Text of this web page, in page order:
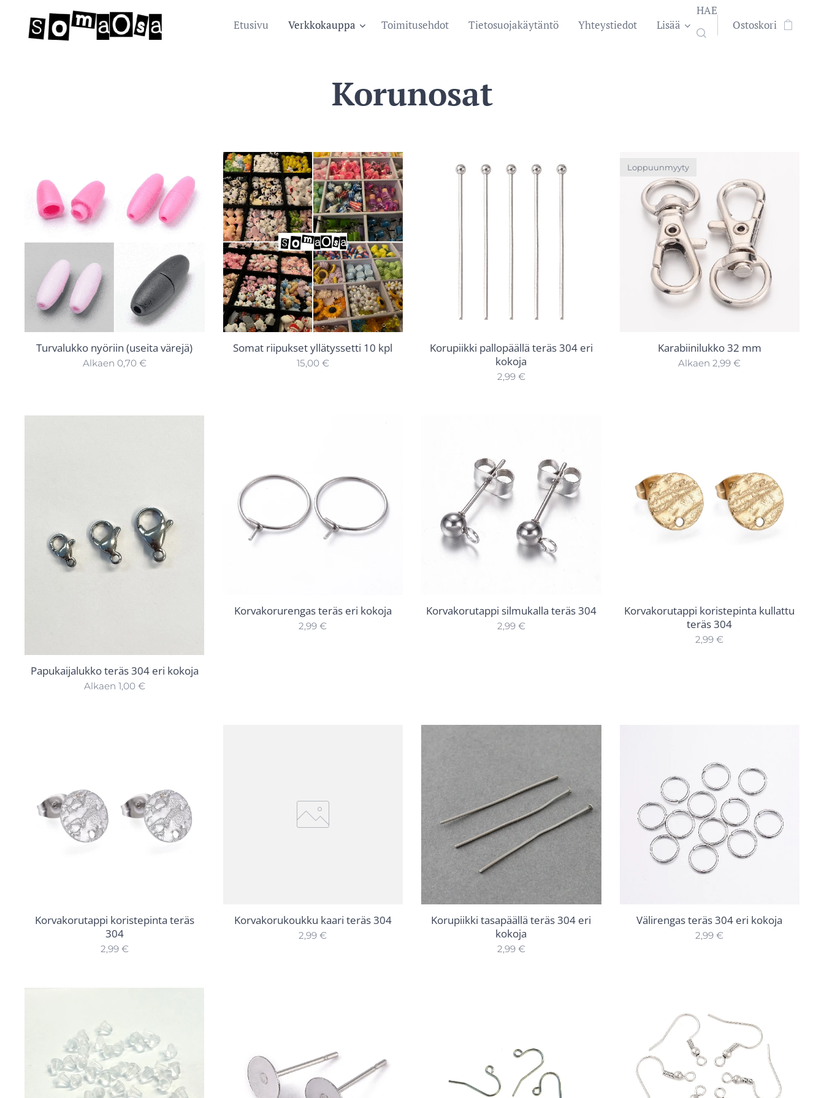
Etusivu Verkkokauppa Toimitusehdot Tietosuojakäytäntö Yhteystiedot Lisää
HAE
Ostoskori
Korunosat
Turvalukko nyöriin (useita värejä)
Alkaen 0,70€
Somat riipukset yllätyssetti 10 kpl
15,00€
Korupiikki pallopäällä teräs 304 eri
kokoja
2,99€
Karabiinilukko 32 mm
Loppuunmyyty
Alkaen2,99 €
Papukaijalukko teräs 304 eri kokoja
Alkaen 1,00€
Korvakorurengas teräs eri kokoja
2,99 €
Korvakorutappi silmukalla teräs 304
2,99€
Korvakorutappi koristepinta kullattu
teräs 304
2,99 €
Korvakorutappi koristepinta teräs
304
2,99€
Korvakorukoukku kaari teräs 304
2,99 €
Korupiikki tasapäällä teräs 304 eri
kokoja
2,99€
Välirengas teräs 304 eri kokoja
2,99 €